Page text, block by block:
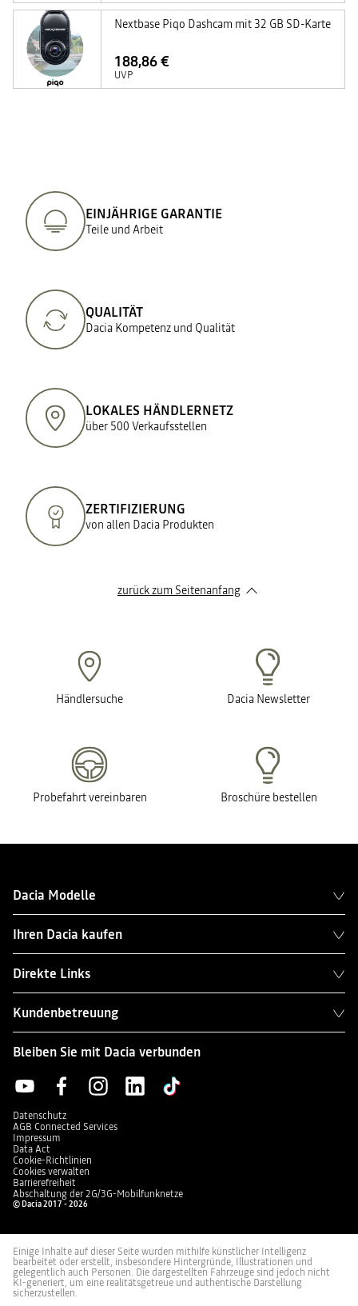
Nextbase Piqo Dashcam mit 32 GB SD-Karte
188,86 €
UVP
EINJÄHRIGE GARANTIE
Teile und Arbeit
QUALITÄT
Dacia Kompetenz und Qualität
LOKALES HÄNDLERNETZ
über 500 Verkaufsstellen
ZERTIFIZIERUNG
von allen Dacia Produkten
zurück zum Seitenanfang
Händlersuche Dacia Newsletter
Probefahrt vereinbaren Broschüre bestellen
Dacia Modelle
Ihren Dacia kaufen
Direkte Links
Kundenbetreuung
Bleiben Sie mit Dacia verbunden
Datenschutz
AGB Connected Services
Impressum
Data Act
Cookie-Richtlinien
Cookies verwalten
Barrierefreiheit
Abschaltung der 2G/3G-Mobilfunknetze
© Dacia 2017 - 2026
Einige Inhalte auf dieser Seite wurden mithilfe künstlicher Intelligenz
bearbeitet oder erstellt, insbesondere Hintergründe, Illustrationen und
gelegentlich auch Personen. Die dargestellten Fahrzeuge sind jedoch nicht
KI-generiert, um eine realitätsgetreue und authentische Darstellung
sicherzustellen.